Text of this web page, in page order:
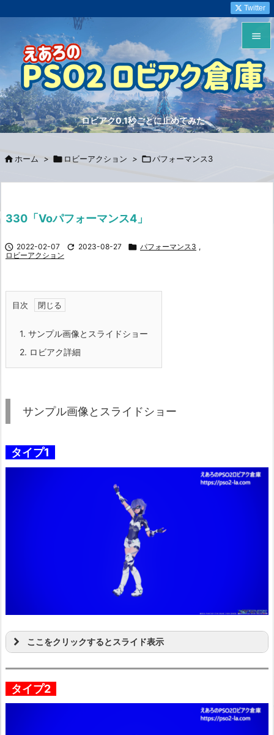
ロビアク0.1秒ごとに止めてみた


メニュ

サイド


Twitter
 ホーム >  ロビーアクション > パフォーマンス3
330「Voパフォーマンス4」
 2022-02-07  2023-08-27  パフォーマンス3 ,
ロビーアクション
目次
1. サンプル画像とスライドショー
2. ロビアク詳細
サンプル画像とスライドショー
タイプ1
ここをクリックするとスライド表示
タイプ2